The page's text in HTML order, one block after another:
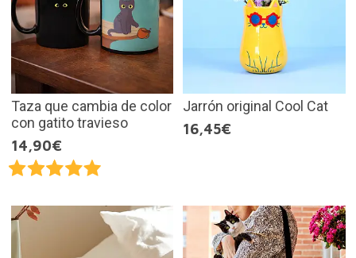
Taza que cambia de color
con gatito travieso
14,90€
Jarrón original Cool Cat
16,45€